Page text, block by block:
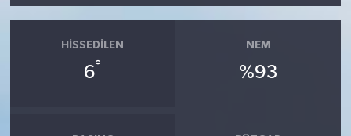
HISSEDILEN
6°
NEM
%93